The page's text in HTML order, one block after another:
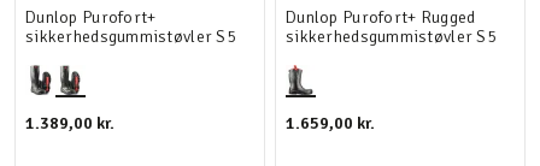
Dunlop Purofort+
sikkerhedsgummistøvler S5
1.389,00 kr.
Dunlop Purofort+ Rugged
sikkerhedsgummistøvler S5
1.659,00 kr.